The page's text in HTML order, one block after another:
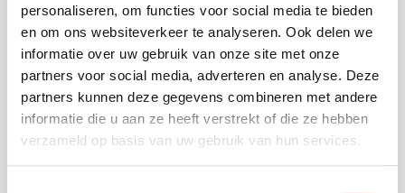
personaliseren, om functies voor social media te bieden
en om ons websiteverkeer te analyseren. Ook delen we
informatie over uw gebruik van onze site met onze
partners voor social media, adverteren en analyse. Deze
partners kunnen deze gegevens combineren met andere
informatie die u aan ze heeft verstrekt of die ze hebben
verzameld op basis van uw gebruik van hun services.
Infra
Zorg
Luchthavens
Bedrijventerreinen
Industrie